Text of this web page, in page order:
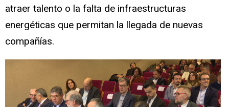
atraer talento o la falta de infraestructuras
energéticas que permitan la llegada de nuevas
compañías.